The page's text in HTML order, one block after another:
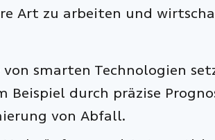
Art zu arbeiten und
smarten Technologien
Beispiel durch präzise
von Abfall.